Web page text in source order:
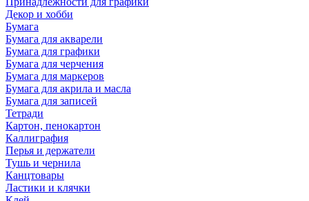
Декор и хобби
Бумага
Бумага для акварели
Бумага для графики
Бумага для черчения
Бумага для маркеров
Бумага для акрила и масла
Бумага для записей
Тетради
Картон, пенокартон
Каллиграфия
Перья и держатели
Тушь и чернила
Канцтовары
Ластики и клячки